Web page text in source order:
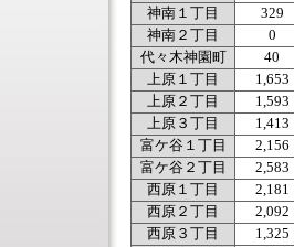
神南１丁目
329
神南２丁目
0
代々木神園町
40
上原１丁目
1,653
上原２丁目
1,593
上原３丁目
1,413
富ケ谷１丁目
2,156
富ケ谷２丁目
2,583
西原１丁目
2,181
西原２丁目
2,092
西原３丁目
1,325